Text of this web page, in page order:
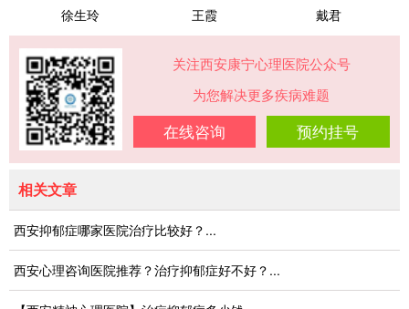
徐生玲 王霞 戴君
关注西安康宁心理医院公众号
为您解决更多疾病难题
在线咨询 预约挂号
相关文章
西安抑郁症哪家医院治疗比较好？...
西安心理咨询医院推荐？治疗抑郁症好不好？...